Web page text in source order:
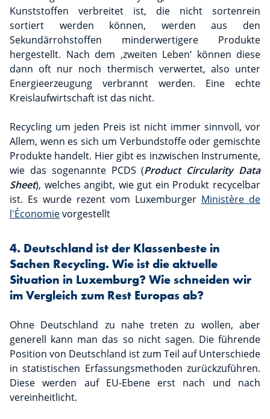
Kunststoffen verbreitet ist, die nicht sortenrein
sortiert werden können, werden aus den
Sekundärrohstoffen minderwertigere Produkte
hergestellt. Nach dem ‚zweiten Leben‘ können diese
dann oft nur noch thermisch verwertet, also unter
Energieerzeugung verbrannt werden. Eine echte
Kreislaufwirtschaft ist das nicht.
Recycling um jeden Preis ist nicht immer sinnvoll, vor
Allem, wenn es sich um Verbundstoffe oder gemischte
Produkte handelt. Hier gibt es inzwischen Instrumente,
wie das sogenannte PCDS (Product Circularity Data
Sheet), welches angibt, wie gut ein Produkt recycelbar
ist. Es wurde rezent vom Luxemburger Ministère de
l'Économievorgestellt
4. Deutschland ist der Klassenbeste in
Sachen Recycling. Wie ist die aktuelle
Situation in Luxemburg? Wie schneiden wir
im Vergleich zum Rest Europas ab?
Ohne Deutschland zu nahe treten zu wollen, aber
generell kann man das so nicht sagen. Die führende
Position von Deutschland ist zum Teil auf Unterschiede
in statistischen Erfassungsmethoden zurückzuführen.
Diese werden auf EU-Ebene erst nach und nach
vereinheitlicht.